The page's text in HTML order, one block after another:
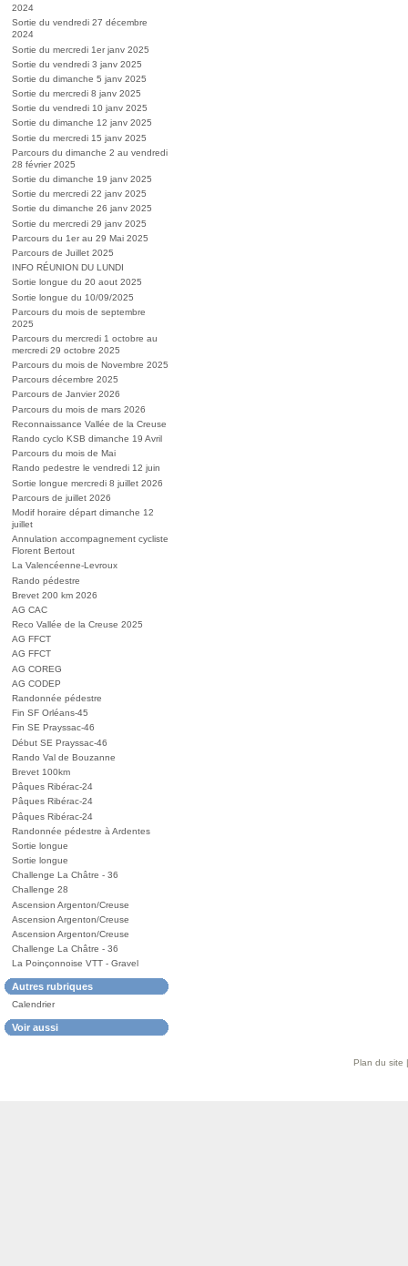
2024
Sortie du vendredi 27 décembre
2024
Sortie du mercredi 1er janv 2025
Sortie du vendredi 3 janv 2025
Sortie du dimanche 5 janv 2025
Sortie du mercredi 8 janv 2025
Sortie du vendredi 10 janv 2025
Sortie du dimanche 12 janv 2025
Sortie du mercredi 15 janv 2025
Parcours du dimanche 2 au vendredi
28 février 2025
Sortie du dimanche 19 janv 2025
Sortie du mercredi 22 janv 2025
Sortie du dimanche 26 janv 2025
Sortie du mercredi 29 janv 2025
Parcours du 1er au 29 Mai 2025
Parcours de Juillet 2025
INFO RÉUNION DU LUNDI
Sortie longue du 20 aout 2025
Sortie longue du 10/09/2025
Parcours du mois de septembre
2025
Parcours du mercredi 1 octobre au
mercredi 29 octobre 2025
Parcours du mois de Novembre 2025
Parcours décembre 2025
Parcours de Janvier 2026
Parcours du mois de mars 2026
Reconnaissance Vallée de la Creuse
Rando cyclo KSB dimanche 19 Avril
Parcours du mois de Mai
Rando pedestre le vendredi 12 juin
Sortie longue mercredi 8 juillet 2026
Parcours de juillet 2026
Modif horaire départ dimanche 12
juillet
Annulation accompagnement cycliste
Florent Bertout
La Valencéenne-Levroux
Rando pédestre
Brevet 200 km 2026
AG CAC
Reco Vallée de la Creuse 2025
AG FFCT
AG FFCT
AG COREG
AG CODEP
Randonnée pédestre
Fin SF Orléans-45
Fin SE Prayssac-46
Début SE Prayssac-46
Rando Val de Bouzanne
Brevet 100km
Pâques Ribérac-24
Pâques Ribérac-24
Pâques Ribérac-24
Randonnée pédestre à Ardentes
Sortie longue
Sortie longue
Challenge La Châtre - 36
Challenge 28
Ascension Argenton/Creuse
Ascension Argenton/Creuse
Ascension Argenton/Creuse
Challenge La Châtre - 36
La Poinçonnoise VTT - Gravel
Autres rubriques
Calendrier
Voir aussi
Plan du site